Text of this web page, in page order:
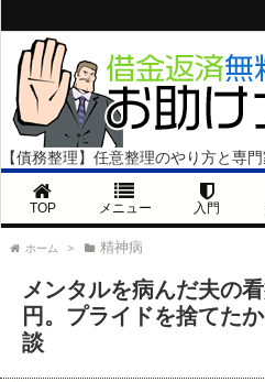
【債務整理】任意整理のやり方と専
TOP メニュー 入門
ホーム > 精神病
メンタルを病んだ夫の
円。プライドを捨てた
談